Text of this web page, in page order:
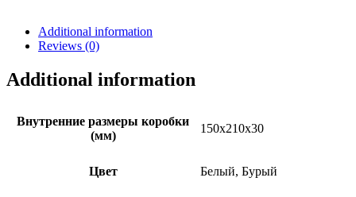
Additional information
Reviews (0)
Additional information
Внутренние размеры коробки
(мм)
150х210х30
Цвет Белый, Бурый